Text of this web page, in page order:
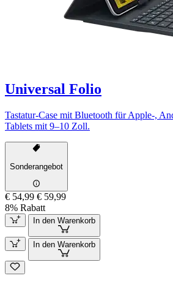
Universal Folio
Tastatur-Case mit Bluetooth für Apple-,
Tablets mit 9–10 Zoll.
Sonderangebot
€ 54,99 € 59,99
8% Rabatt
In den Warenkorb
In den Warenkorb